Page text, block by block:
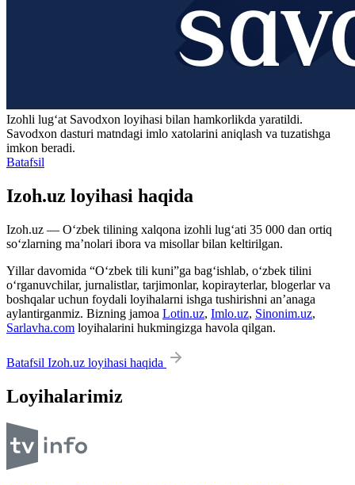
Izohli lugʻat Savodxon loyihasi bilan hamkorlikda yaratildi.
Savodxon dasturi matndagi imlo xatolarini aniqlash va tuzatishga
imkon beradi.
Batafsil
Izoh.uz loyihasi haqida
Izoh.uz — O‘zbek tilining xalqona izohli lug‘ati 35 000 dan ortiq
so‘zlarning ma’nolari ibora va misollar bilan keltirilgan.
Yillar davomida “O‘zbek tili kuni”ga bag‘ishlab, o‘zbek tilini
o‘rganuvchilar, jurnalistlar, tarjimonlar, kopirayterlar, blogerlar va
boshqalar uchun foydali loyihalarni ishga tushirishni an’anaga
aylantirganmiz. Bizning jamoa Lotin.uz, Imlo.uz, Sinonim.uz,
Sarlavha.com loyihalarini hukmingizga havola qilgan.
Batafsil Izoh.uz loyihasi haqida
Loyihalarimiz